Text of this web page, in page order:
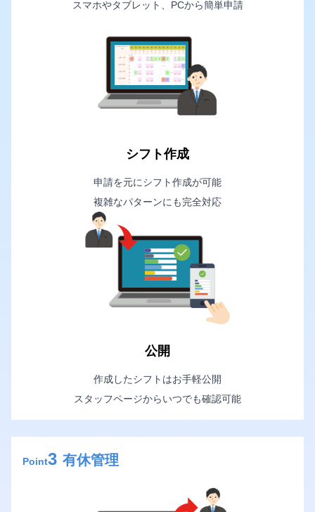
スマホやタブレット、PCから簡単申請
シフト作成
申請を元にシフト作成が可能
複雑なパターンにも完全対応
公開
作成したシフトはお手軽公開
スタッフページからいつでも確認可能
Point3 有休管理